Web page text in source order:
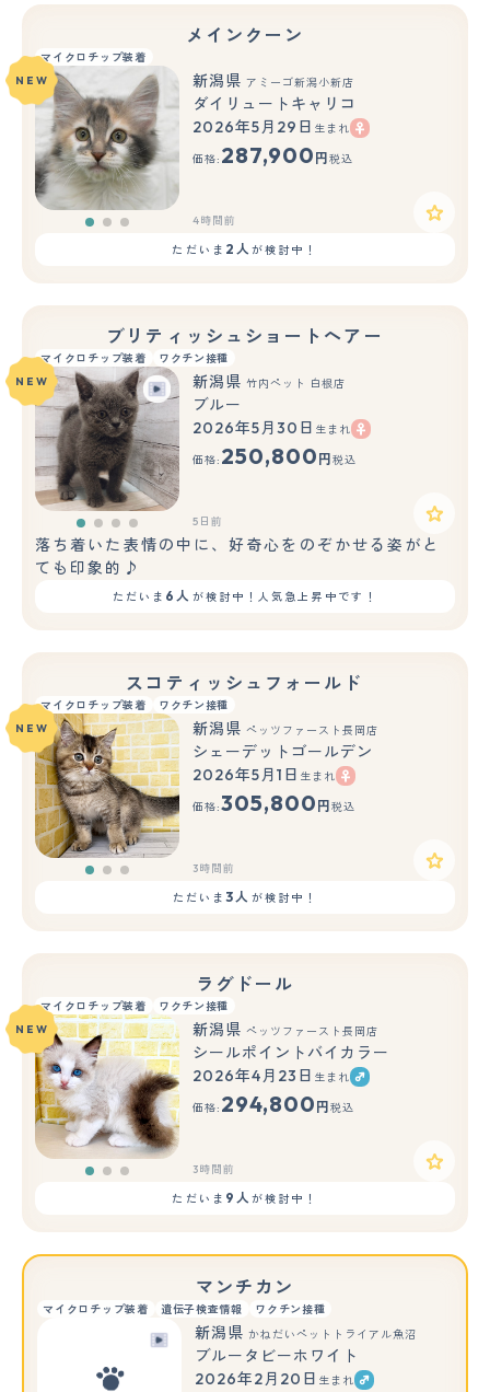
メインクーン
マイクロチップ装着
もっと見る
NEW 新潟県 アミーゴ新潟小新店
ダイリュートキャリコ
2026年5月29日 生まれ
価格: 287,900 円 税込
4時間前
ただいま 2人が検討中！
ブリティッシュショートヘアー
マイクロチップ装着
ワクチン接種
NEW
新潟県 竹内ペット 白根店
ブルー
2026年5月30日 生まれ
価格: 250,800 円 税込
5日前
落ち着いた表情の中に、好奇心をのぞかせる姿がと
ても印象的♪
ただいま 6人 が検討中！人気急上昇中です！
スコティッシュフォールド
マイクロチップ装着 ワクチン接種
もっと見る
NEW 新潟県 ペッツファースト長岡店
シェーデットゴールデン
2026年5月1日 生まれ
価格:305,800 円 税込
3時間前
ただいま3人 が検討中！
ラグドール
マイクロチップ装着 ワクチン接種
もっと見る
NEW 新潟県 ペッツファースト長岡店
シールポイントバイカラー
2026年4月23日 生まれ
価格: 294,800 円 税込
3時間前
ただいま 9人が検討中！
マンチカン
マイクロチップ装着 遺伝子検査情報 ワクチン接種
新潟県 かねだいペットトライアル魚沼
ブルータビーホワイト
2026年2月20日 生まれ